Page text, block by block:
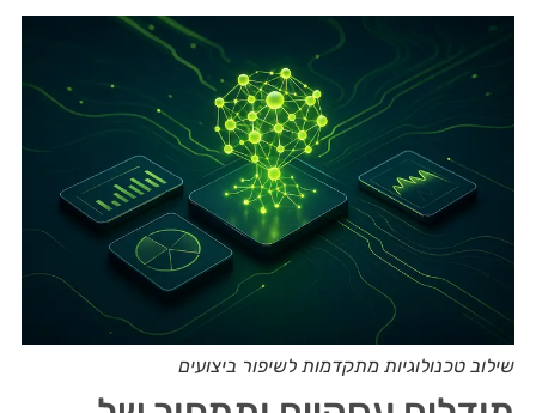
שילוב טכנולוגיות מתקדמות לשיפור ביצועים